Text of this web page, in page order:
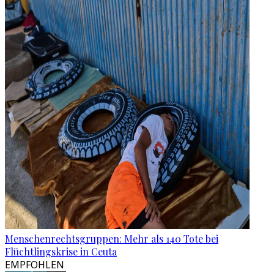
Menschenrechtsgruppen: Mehr als 140 Tote bei
Flüchtlingskrise in Ceuta
EMPFOHLEN